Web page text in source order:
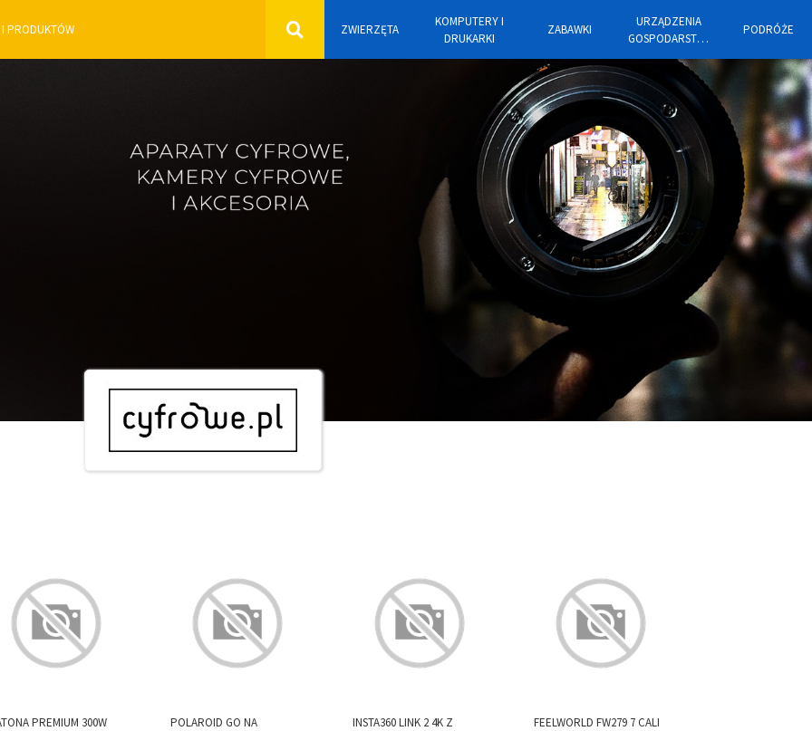
ZWIERZĘTA
KOMPUTERY I
DRUKARKI
ZABAWKI
URZĄDZENIA
GOSPODARSTWA
DOMOWEGO
PODRÓŻE
PREMIUM 300W
POLAROID GO NA
INSTA360 LINK 2 4K Z
FEELWORLD FW279 7 CALI